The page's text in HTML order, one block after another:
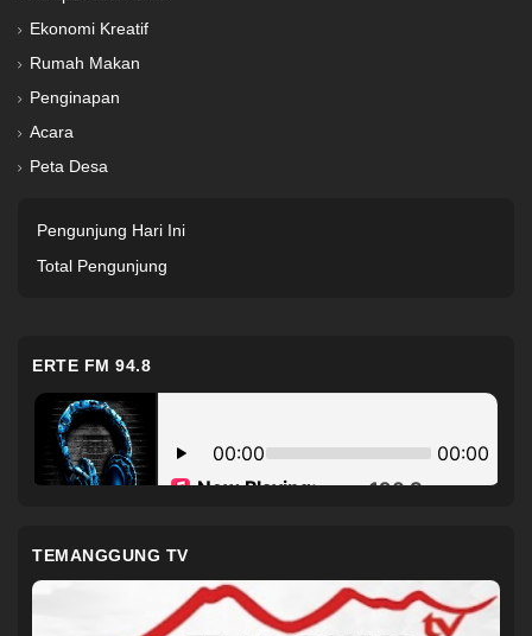
Ekonomi Kreatif
Rumah Makan
Penginapan
Acara
Peta Desa
Pengunjung Hari Ini
Total Pengunjung
ERTE FM 94.8
TEMANGGUNG TV